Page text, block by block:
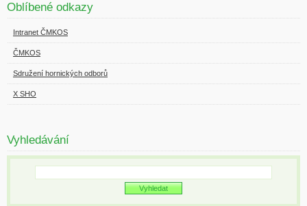
Oblíbené odkazy
Intranet ČMKOS
ČMKOS
Sdružení hornických odborů
X SHO
Vyhledávání